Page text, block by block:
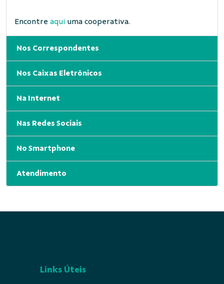
Encontre aqui uma cooperativa.
Nos Correspondentes
Nos Caixas Eletrônicos
Na Internet
Nas Redes Sociais
No Smartphone
Atendimento
Links Úteis